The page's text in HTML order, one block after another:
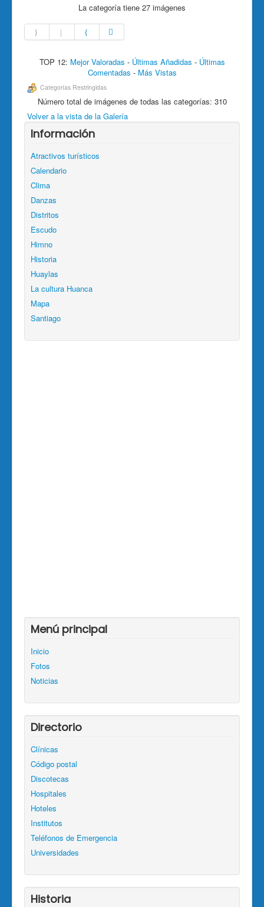
La categoría tiene 27 imágenes
TOP 12: Mejor Valoradas - Últimas Añadidas - Últimas
Comentadas - Más Vistas
Categorías Restringidas
Número total de imágenes de todas las categorías: 310
Volver a la vista de la Galería
Información
Atractivos turísticos
Calendario
Clima
Danzas
Distritos
Escudo
Himno
Historia
Huaylas
La cultura Huanca
Mapa
Santiago
Menú principal
Inicio
Fotos
Noticias
Directorio
Clínicas
Código postal
Discotecas
Hospitales
Hoteles
Institutos
Teléfonos de Emergencia
Universidades
Historia